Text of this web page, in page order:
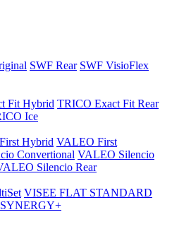
SWF Rear SWF VisioFlex
Fit Hybrid TRICO Exact Fit Rear
Ice
Hybrid VALEO First
Convertional VALEO Silencio
Silencio Rear
VISEE FLAT STANDARD